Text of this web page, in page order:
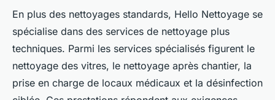
En plus des nettoyages standards, Hello Nettoyage se
spécialise dans des services de nettoyage plus
techniques. Parmi les services spécialisés figurent le
nettoyage des vitres, le nettoyage après chantier, la
prise en charge de locaux médicaux et la désinfection